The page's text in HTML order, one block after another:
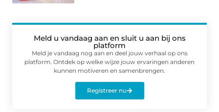
Meld u vandaag aan en sluit u aan bij ons
platform
Meld je vandaag nog aan en deel jouw verhaal op ons
platform. Ontdek op welke wijze jouw ervaringen anderen
kunnen motiveren en samenbrengen.
Registreer nu